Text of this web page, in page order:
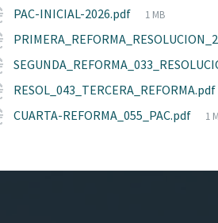
PAC-INICIAL-2026.pdf
File
1 MB
RESOL_043_TERCERA_REFORMA.pdf
CUARTA-REFORMA_055_PAC.pdf 1